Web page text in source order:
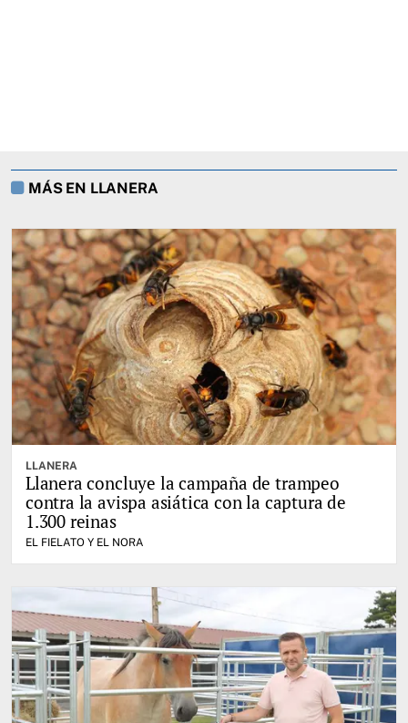
MÁS EN LLANERA
LLANERA
Llanera concluye la campaña de trampeo
contra la avispa asiática con la captura de
1.300 reinas
EL FIELATO Y EL NORA